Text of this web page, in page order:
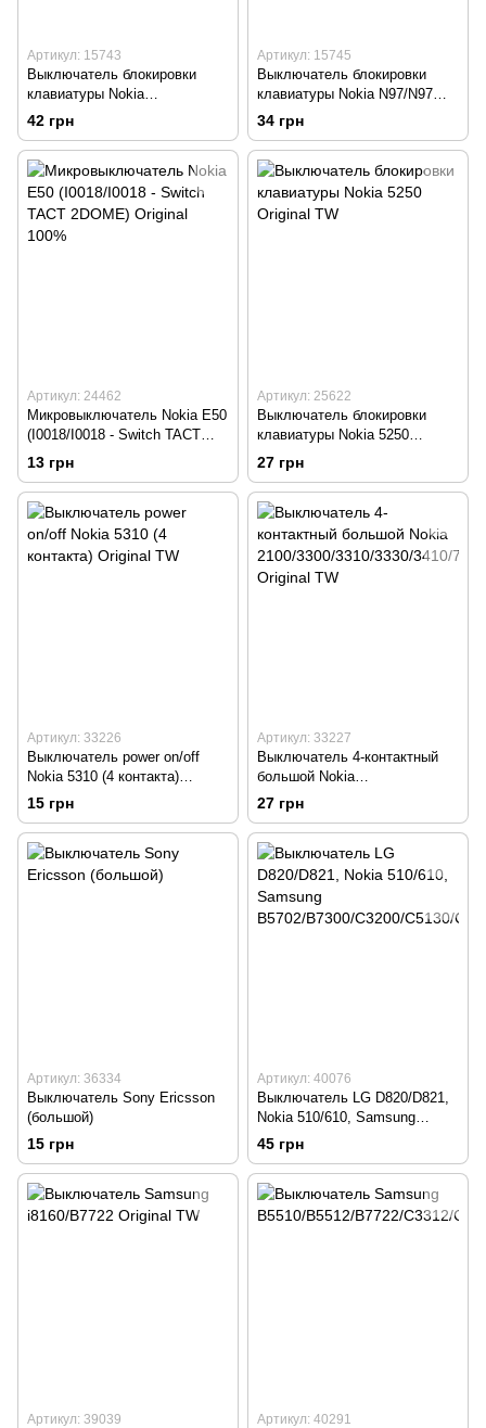
Артикул: 15743
Выключатель блокировки
клавиатуры Nokia
5800/5230/5530/X6/C7 Original
42 грн
Артикул: 15745
Выключатель блокировки
клавиатуры Nokia N97/N97
mini/C6-00/C6-01/E6-00 Original
34 грн
Артикул: 24462
Микровыключатель Nokia E50
(I0018/I0018 - Switch TACT
2DOME) Original 100%
13 грн
Артикул: 25622
Выключатель блокировки
клавиатуры Nokia 5250
Original TW
27 грн
Артикул: 33226
Выключатель power on/off
Nokia 5310 (4 контакта)
Original TW
15 грн
Артикул: 33227
Выключатель 4-контактный
большой Nokia
2100/3300/3310/3330/3410/720
0/5210/6210 Original TW
27 грн
Артикул: 36334
Выключатель Sony Ericsson
(большой)
15 грн
Артикул: 40076
Выключатель LG D820/D821,
Nokia 510/610, Samsung
B5702/B7300/C3200/C5130/C5
510/C6112/C6712/E2510
45 грн
Артикул: 39039 Артикул: 40291